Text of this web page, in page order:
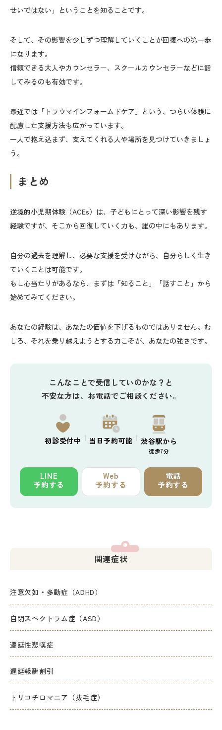
せいではない」ということを知ることです。
そして、その影響を少しずつ理解していくことが回復への第一歩
になります。
信頼できる大人やカウンセラー、スクールカウンセラーなどに話
してみるのも有効です。
最近では「トラウマインフォームドケア」という、つらい体験に
配慮した支援方法も広がっています。
一人で抱え込まず、支えてくれる人や場所を見つけていきましょ
う。
まとめ
逆境的小児期体験（ACEs）は、子どもにとって深い影響を残す
経験ですが、そこから回復していく力も、誰の中にもあります。
自分の過去を理解し、必要な支援を受けながら、自分らしく生き
ていくことは可能です。
もし心当たりがあるなら、まずは「知ること」「話すこと」から
始めてみてください。
あなたの経験は、あなたの価値を下げるものではありません。む
しろ、それを乗り越えようとする力こそが、あなたの強さです。
初診受付中 当日予約可能 渋谷駅から
徒歩7分
LINE
予約する
Web
予約する
電話
予約する
こんなことで受信していのかな？と
不安な方は、お電話でご相談ください。
関連症状
注意欠如・多動症（ADHD）
自閉スペクトラム症（ASD）
遷延性悲嘆症
遅延報酬割引
トリコチロマニア（抜毛症）